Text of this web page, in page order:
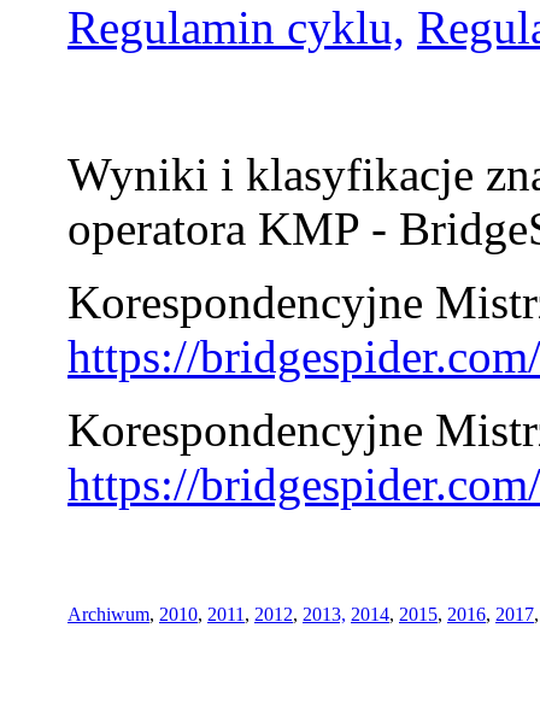
Regulamin cyklu,
Wyniki i klasyfikacje
operatora KMP -
Korespondencyjne
https://
Korespondencyjne
https://
Archiwum, 2010, 2011 , 2012, 2013, 2014, 2015, 2016, 2017